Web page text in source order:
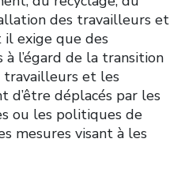
des travailleurs et
exige que des
l’égard de la transition
et les
d’être déplacés par les
ou les politiques de
mesures visant à les